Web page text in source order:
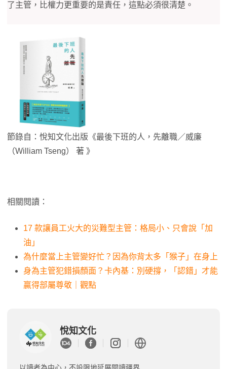
了主管，比權力更重要的是責任，這點必須很清楚。
節錄自：悅知文化出版《最後下班的人，先離職／威廉
（William Tseng） 著 》
相關閱讀：
17 款讓員工火大的災難型主管：格局小、只會說「加
油」
為什麼當上主管變好忙？因為你背太多「猴子」在身上
身為主管犯錯損顏面？卡內基：別硬撐，「認錯」才能
贏得部屬尊敬｜觀點
悅知文化